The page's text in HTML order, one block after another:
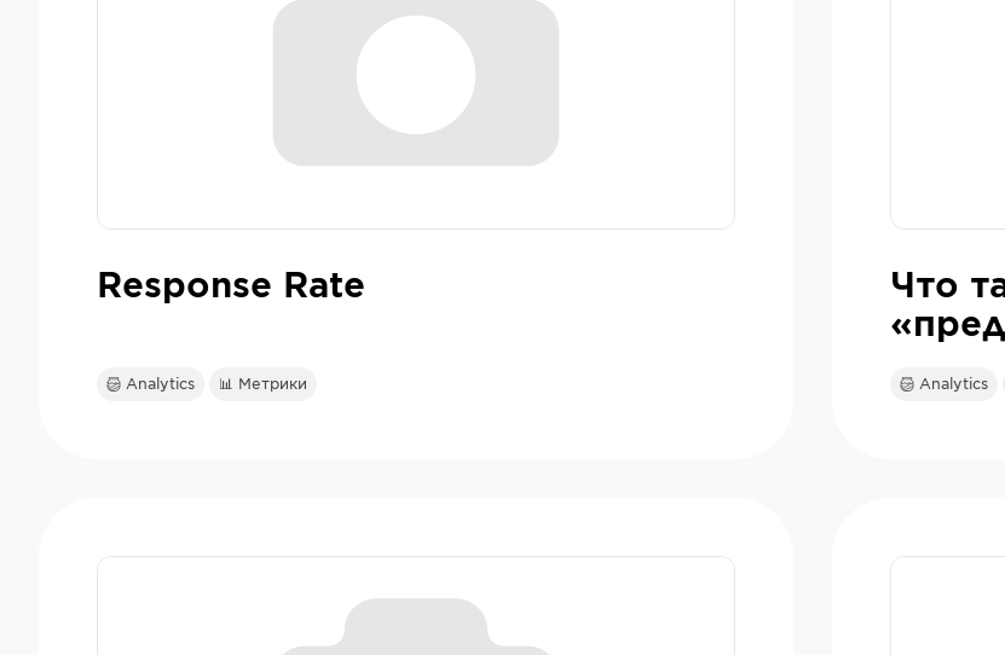
Response Rate
Analytics 📊 Метрики
Что
Analytics